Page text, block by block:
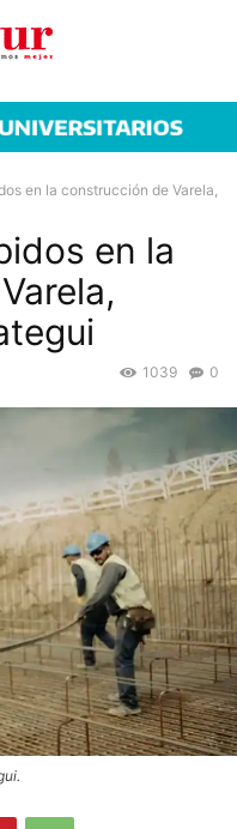
en la construcción de Varela,
en la
0
1039